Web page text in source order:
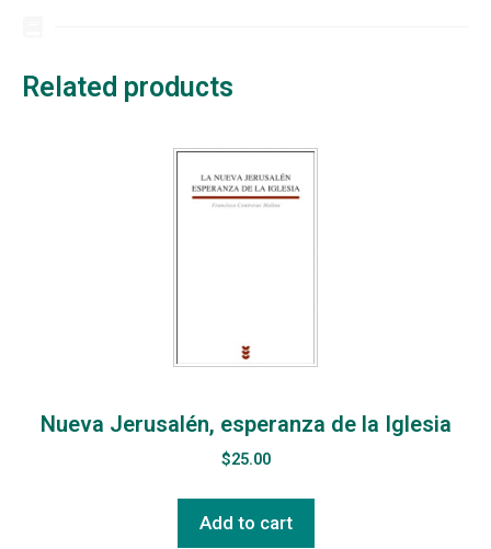
Related products
Nueva Jerusalén, esperanza de la Iglesia
$25.00
Add to cart